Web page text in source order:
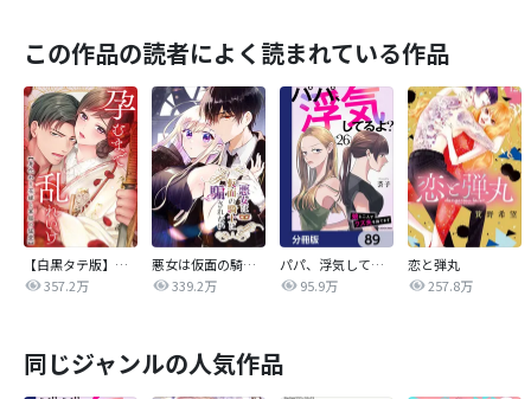
この作品の読者によく読まれている作品
【白黒タテ版】孕むまで乱れいけ～身代わり花嫁と軍服の猛愛
357.2万
悪女は仮面の騎士に騙されない
339.2万
パパ、浮気してるよ？娘と二人でクズ夫を捨てます【分冊版】
95.9万
恋と弾丸
257.8万
同じジャンルの人気作品